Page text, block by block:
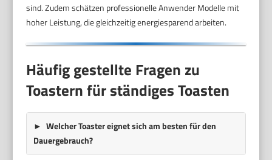
sind. Zudem schätzen professionelle Anwender Modelle mit
hoher Leistung, die gleichzeitig energiesparend arbeiten.
Häufig gestellte Fragen zu
Toastern für ständiges Toasten
Welcher Toaster eignet sich am besten für den
Dauergebrauch?